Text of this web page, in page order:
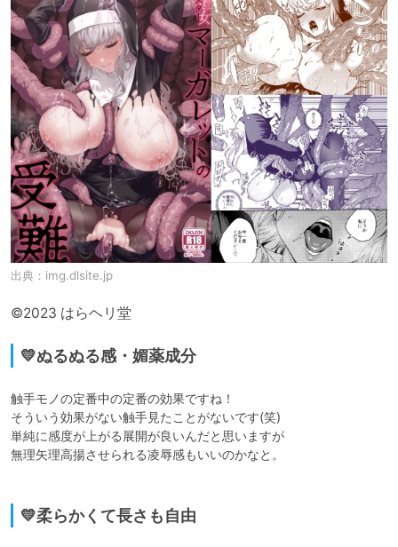
出典： img.dlsite.jp
©2023 はらヘリ堂
💛ぬるぬる感・媚薬成分
触手モノの定番中の定番の効果ですね！
そういう効果がない触手見たことがないです(笑)
単純に感度が上がる展開が良いんだと思いますが
無理矢理高揚させられる凌辱感もいいのかなと。
💛柔らかくて長さも自由